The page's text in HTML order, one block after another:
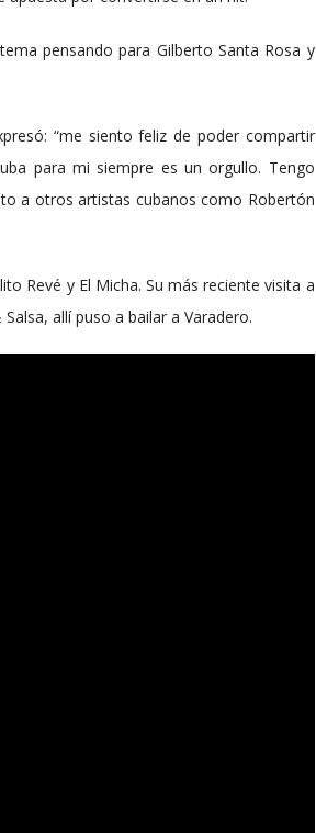
pensando para Gilberto Santa Rosa y
“me siento feliz de poder compartir
para mi siempre es un orgullo. Tengo
a otros artistas cubanos como Robertón
Revé y El Micha. Su más reciente visita a
allí puso a bailar a Varadero.